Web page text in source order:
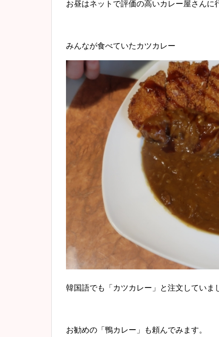
お昼はネットで評価の高いカレー屋さんに
みんなが食べていたカツカレー
韓国語でも「カツカレー」と注文していま
お勧めの「鴨カレー」も頼んでみます。